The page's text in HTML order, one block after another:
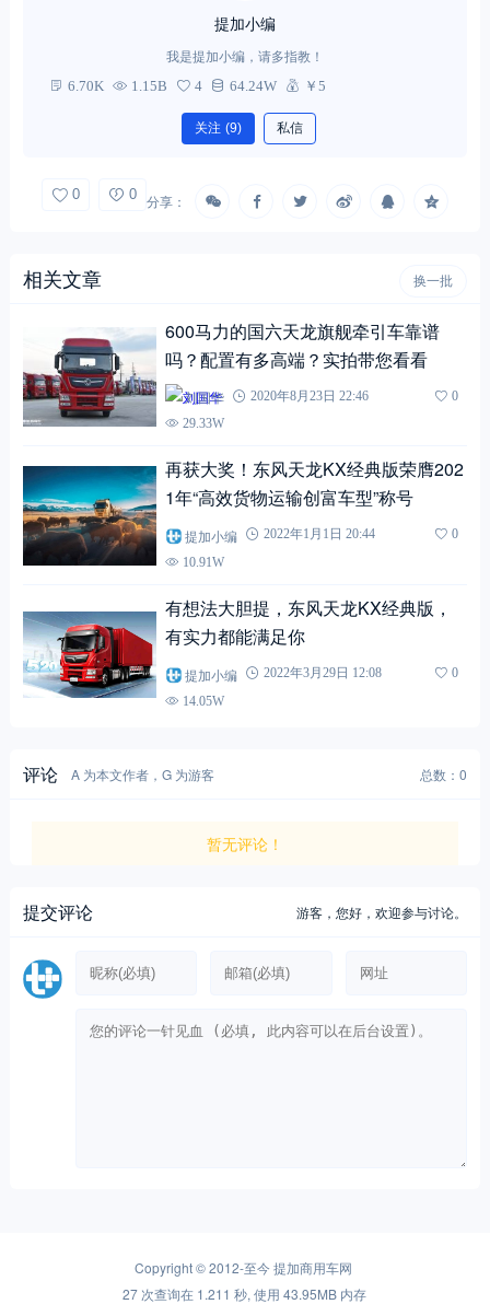
提加小编
我是提加小编，请多指教！
6.70K 1.15B 4 64.24W ￥5
关注 (9) 私信
0 0 分享：
相关文章 换一批
600马力的国六天龙旗舰牵引车靠谱
吗？配置有多高端？实拍带您看看
刘国华 2020年8月23日 22:46
0
29.33W
再获大奖！东风天龙KX经典版荣膺202
1年“高效货物运输创富车型”称号
提加小编 2022年1月1日 20:44
0
10.91W
有想法大胆提，东风天龙KX经典版，
有实力都能满足你
提加小编 2022年3月29日 12:08
0
14.05W
评论 A 为本文作者，G 为游客 总数：0
暂无评论！
提交评论 游客，您好，欢迎参与讨论。
Copyright © 2012-至今提加商用车网
27 次查询在 1.211 秒, 使用 43.95MB 内存